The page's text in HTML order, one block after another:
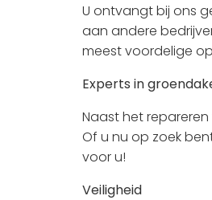
U ontvangt bij ons
aan andere
meest voordelige
Experts in
Naast het
Of u nu op zoek
voor u!
Veiligheid